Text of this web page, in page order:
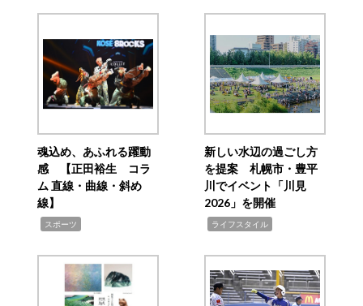
魂込め、あふれる躍動
感 【正田裕生 コラ
ム 直線・曲線・斜め
線】
スポーツ
新しい水辺の過ごし方
を提案 札幌市・豊平
川でイベント「川見
2026」を開催
ライフスタイル